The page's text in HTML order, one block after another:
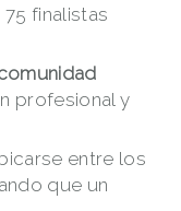
finalistas
profesional y
entre los
que un